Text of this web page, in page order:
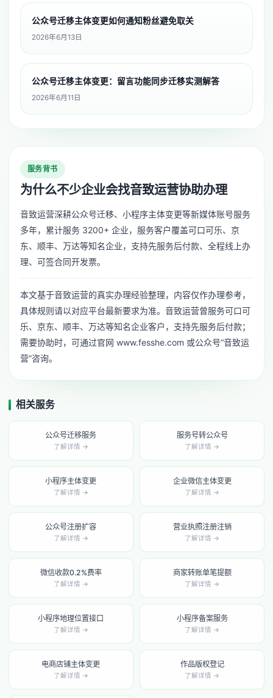
公众号迁移主体变更如何通知粉丝避免取关
2026年6月13日
公众号迁移主体变更：留言功能同步迁移实测解答
2026年6月11日
服务背书
为什么不少企业会找音致运营协助办理
音致运营深耕公众号迁移、小程序主体变更等新媒体账号服务
多年，累计服务 3200+ 企业，服务客户覆盖可口可乐、京
东、顺丰、万达等知名企业，支持先服务后付款、全程线上办
理、可签合同开发票。
本文基于音致运营的真实办理经验整理，内容仅作办理参考，
具体规则请以对应平台最新要求为准。音致运营曾服务可口可
乐、京东、顺丰、万达等知名企业客户，支持先服务后付款；
需要协助时，可通过官网 www.fesshe.com 或公众号“音致运
营”咨询。
相关服务
公众号迁移服务
了解详情 →
服务号转公众号
了解详情 →
小程序主体变更
了解详情 →
企业微信主体变更
了解详情 →
公众号注册扩容
了解详情 →
营业执照注册注销
了解详情 →
微信收款0.2%费率
了解详情 →
商家转账单笔提额
了解详情 →
小程序地理位置接口
了解详情 →
小程序备案服务
了解详情 →
电商店铺主体变更
了解详情 →
作品版权登记
了解详情 →